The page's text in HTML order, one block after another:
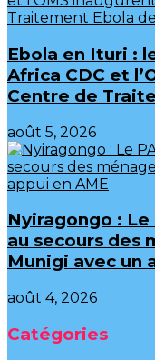
Ebola en Ituri :
Africa CDC et
Centre de
août 5, 2026
‎Nyiragongo : Le
au secours des
Munigi avec un
août 4, 2026
Catégories